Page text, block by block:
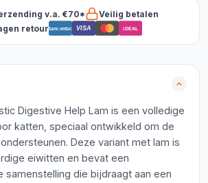
v.a. €70*
Veilig betalen
retourBancontact VISA iDEAL
Digestive Help Lam is een volledige
katten, speciaal ontwikkeld om de
Deze variant met lam is
eiwitten en bevat een
samenstelling die bijdraagt aan een